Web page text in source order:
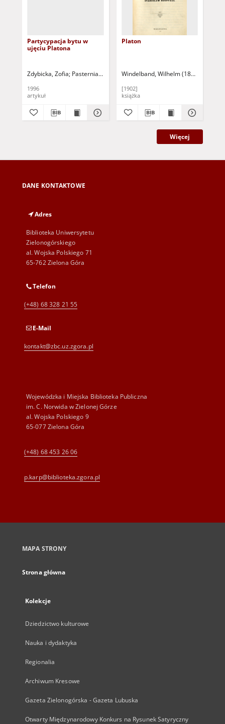
Partycypacja bytu w
ujęciu Platona
Zdybicka, Zofia Pasterniak, Wojciech (1935-2018 ) - red.
1996
artykuł
Platon
Windelband, Wilhelm (1848-1915)
[1902]
książka
Więcej
DANE KONTAKTOWE
Adres
Biblioteka Uniwersytetu
Zielonogórskiego
al. Wojska Polskiego 71
65-762 Zielona Góra
Telefon
(+48) 68 328 21 55
E-Mail
kontakt@zbc.uz.zgora.pl
Wojewódzka i Miejska Biblioteka Publiczna
im. C. Norwida w Zielonej Górze
al. Wojska Polskiego 9
65-077 Zielona Góra
(+48) 68 453 26 06
p.karp@biblioteka.zgora.pl
MAPA STRONY
Strona główna
Kolekcje
Dziedzictwo kulturowe
Nauka i dydaktyka
Regionalia
Archiwum Kresowe
Gazeta Zielonogórska - Gazeta Lubuska
Otwarty Międzynarodowy Konkurs na Rysunek Satyryczny